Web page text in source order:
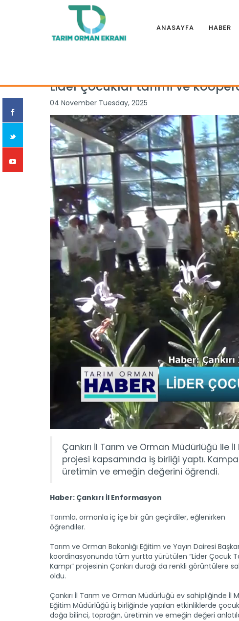
ANASAYFA HABER
Lider çocuklar tarımı ve
04 November Tuesday, 2025
Çankırı İl Tarım ve Orman Müdürlüğü ile
projesi kapsamında iş birliği yaptı.
üretimin ve emeğin değerini öğrendi.
Haber: Çankırı İl Enformasyon
Tarımla, ormanla iç içe bir gün geçirdiler, eğlenirken
öğrendiler.
Tarım ve Orman Bakanlığı Eğitim ve Yayın Dairesi
koordinasyonunda tüm yurtta yürütülen “Lider Çocuk
Kampı” projesinin Çankırı durağı da renkli görüntülere
oldu.
Çankırı İl Tarım ve Orman Müdürlüğü ev sahipliğinde İl
Eğitim Müdürlüğü iş birliğinde yapılan etkinliklerde
doğa bilinci, toprağın, üretimin ve emeğin değeri